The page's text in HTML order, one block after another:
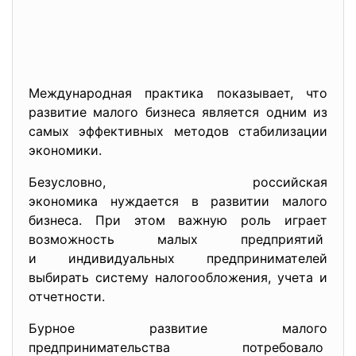
Международная практика показывает, что
развитие малого бизнеса является одним из
самых эффективных методов стабилизации
экономики.
Безусловно, российская
экономика нуждается в развитии малого
бизнеса. При этом важную роль играет
возможность малых предприятий
и индивидуальных предпринимателей
выбирать систему налогообложения, учета и
отчетности.
Бурное развитие малого
предпринимательства потребовало